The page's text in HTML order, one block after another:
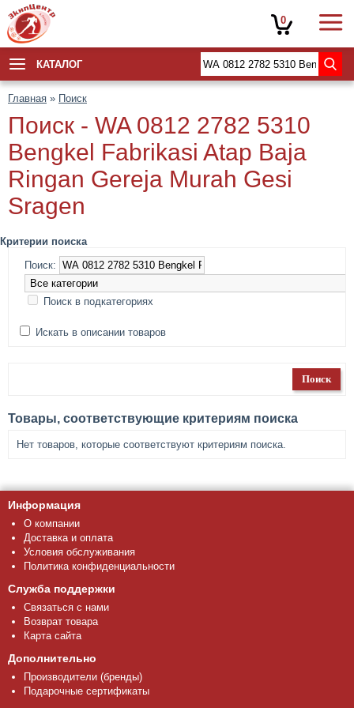
КАТАЛОГ
Главная » Поиск
Поиск - WA 0812 2782 5310
Bengkel Fabrikasi Atap Baja
Ringan Gereja Murah Gesi
Sragen
Критерии поиска
Поиск:
Поиск в подкатегориях
Искать в описании товаров
Товары, соответствующие критериям поиска
Нет товаров, которые соответствуют критериям поиска.
Информация
О компании
Доставка и оплата
Условия обслуживания
Политика конфиденциальности
Служба поддержки
Связаться с нами
Возврат товара
Карта сайта
Дополнительно
Производители (бренды)
Подарочные сертификаты
0